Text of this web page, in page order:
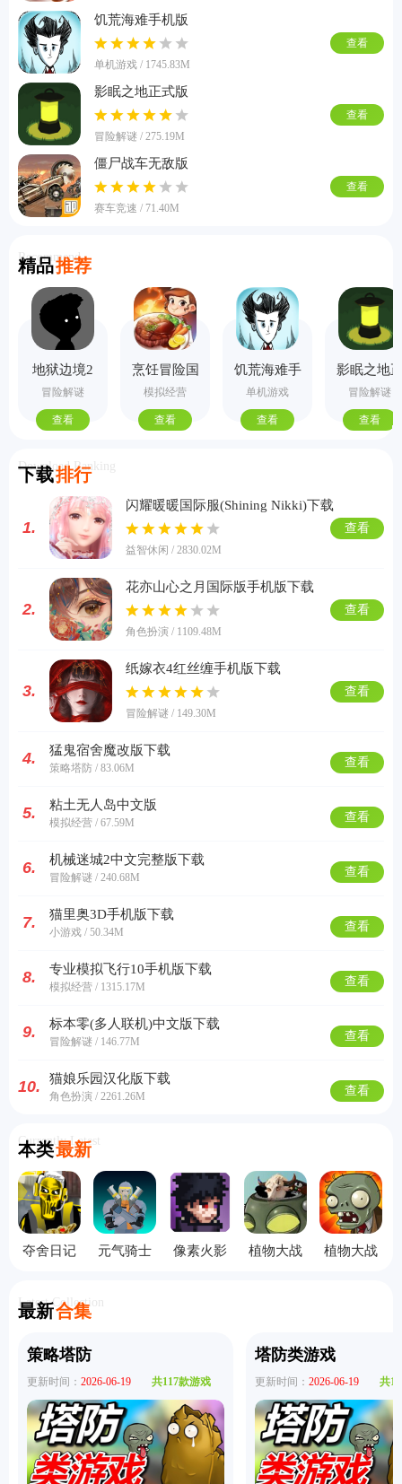
饥荒海难手机版
单机游戏 / 1745.83M
查看
影眠之地正式版
冒险解谜 / 275.19M
查看
僵尸战车无敌版
赛车竞速 / 71.40M
查看
精品推荐
Recommend
地狱边境2
手机版
冒险解谜
查看
烹饪冒险国
际服
模拟经营
查看
饥荒海难手
机版
单机游戏
查看
影眠之地
式版
冒险解谜
查看
下载排行
Download Ranking
1.
闪耀暖暖国际服(Shining Nikki)下载
益智休闲 / 2830.02M
查看
2.
花亦山心之月国际版手机版下载
角色扮演 / 1109.48M
查看
3.
纸嫁衣4红丝缠手机版下载
冒险解谜 / 149.30M
查看
4. 猛鬼宿舍魔改版下载
策略塔防 / 83.06M 查看
5. 粘土无人岛中文版
模拟经营 / 67.59M 查看
6. 机械迷城2中文完整版下载
冒险解谜 / 240.68M 查看
7. 猫里奥3D手机版下载
小游戏 / 50.34M 查看
8. 专业模拟飞行10手机版下载
模拟经营 / 1315.17M 查看
9. 标本零(多人联机)中文版下载
冒险解谜 / 146.77M 查看
10. 猫娘乐园汉化版下载
角色扮演 / 2261.26M 查看
本类最新
Currently Latest
夺舍日记
元气骑士
像素火影
植物大战
植物大战
最新合集
Latest Collection
策略塔防
更新时间： 2026-06-19 共117款游戏
塔防类游戏
更新时间： 2026-06-19 共